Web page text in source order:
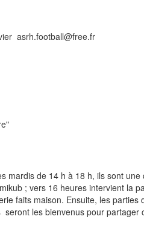
asrh.football@free.fr
mardis de 14 h à 18 h, ils sont une
; vers 16 heures intervient la
faits maison. Ensuite, les parties
les bienvenus pour partager